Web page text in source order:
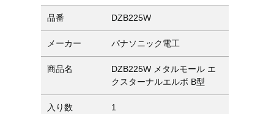
品番 DZB225W
メーカー パナソニック電工
商品名
DZB225W メタルモール エ
クスターナルエルボ B型
入り数 1